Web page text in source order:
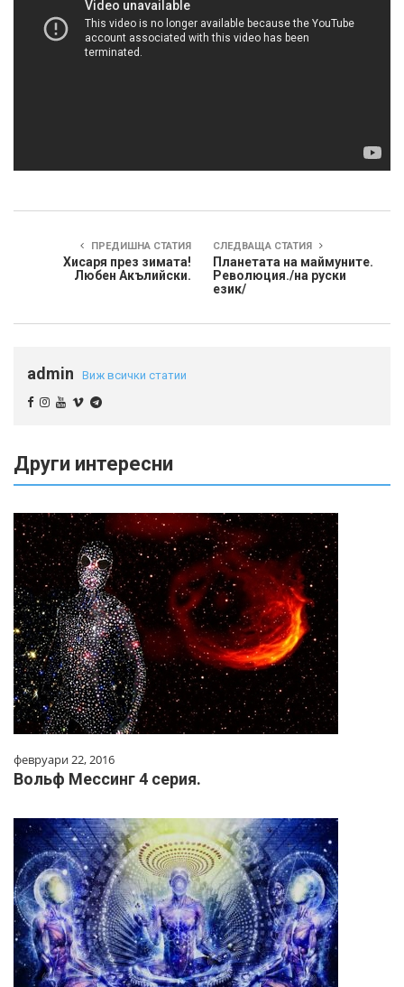
ПРЕДИШНА СТАТИЯ
Хисаря през зимата!
Любен Акълийски.
СЛЕДВАЩА СТАТИЯ
Планетата на маймуните.
Революция./на руски
език/
admin Виж всички статии
Други интересни
февруари 22, 2016
Вольф Мессинг 4 серия.